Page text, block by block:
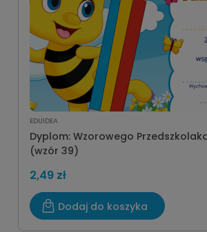
EDUIDEA
Dyplom: Wzorowego
(wzór 39)
2,49 zł
Dodaj do koszyka